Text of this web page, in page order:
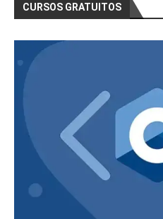
CURSOS GRATUITOS